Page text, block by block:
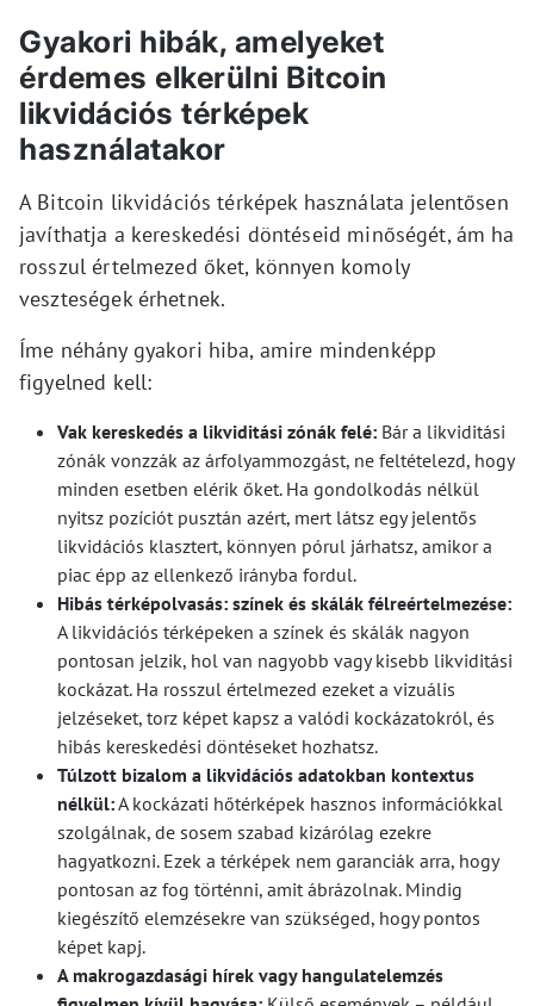
Gyakori hibák, amelyeket
érdemes elkerülni Bitcoin
likvidációs térképek
használatakor
A Bitcoin likvidációs térképek használata jelentősen
javíthatja a kereskedési döntéseid minőségét, ám ha
rosszul értelmezed őket, könnyen komoly
veszteségek érhetnek.
Íme néhány gyakori hiba, amire mindenképp
figyelned kell:
Vak kereskedés a likviditási zónák felé: Bár a likviditási
zónák vonzzák az árfolyammozgást, ne feltételezd, hogy
minden esetben elérik őket. Ha gondolkodás nélkül
nyitsz pozíciót pusztán azért, mert látsz egy jelentős
likvidációs klasztert, könnyen pórul járhatsz, amikor a
piac épp az ellenkező irányba fordul.
Hibás térképolvasás: színek és skálák félreértelmezése:
A likvidációs térképeken a színek és skálák nagyon
pontosan jelzik, hol van nagyobb vagy kisebb likviditási
kockázat. Ha rosszul értelmezed ezeket a vizuális
jelzéseket, torz képet kapsz a valódi kockázatokról, és
hibás kereskedési döntéseket hozhatsz.
Túlzott bizalom a likvidációs adatokban kontextus
nélkül:A kockázati hőtérképek hasznos információkkal
szolgálnak, de sosem szabad kizárólag ezekre
hagyatkozni. Ezek a térképek nem garanciák arra, hogy
pontosan az fog történni, amit ábrázolnak. Mindig
kiegészítő elemzésekre van szükséged, hogy pontos
képet kapj.
A makrogazdasági hírek vagy hangulatelemzés